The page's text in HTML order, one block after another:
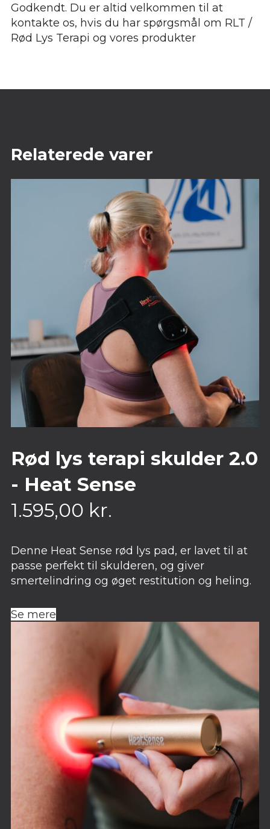
Godkendt. Du er altid velkommen til at
kontakte os, hvis du har spørgsmål om RLT /
Rød Lys Terapi og vores produkter
Relaterede varer
Rød lys terapi skulder 2.0
- Heat Sense
1.595,00 kr.
Denne Heat Sense rød lys pad, er lavet til at
passe perfekt til skulderen, og giver
smertelindring og øget restitution og heling.
Se mere